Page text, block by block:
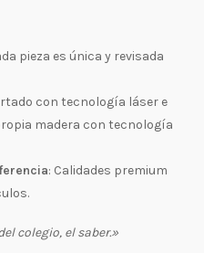
pieza es única y revisada
con tecnología láser e
madera con tecnología
: Calidades premium
colegio, el saber.»